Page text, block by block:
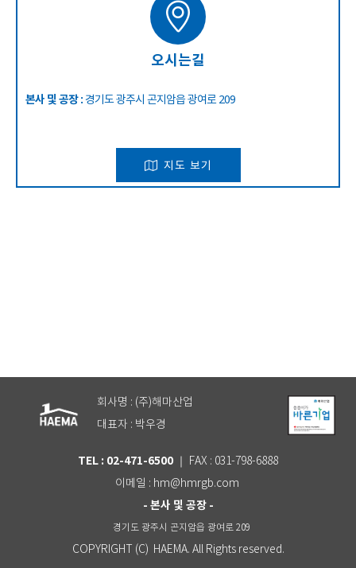
오시는길
본사 및 공장 : 경기도 광주시 곤지암읍 광여로 209
지도 보기
회사명 : (주)해마산업
대표자 : 박우경
TEL : 02-471-6500 ｜ FAX : 031-798-6888
이메일 : hm@hmrgb.com
- 본사 및 공장 -
경기도 광주시 곤지암읍 광여로 209
COPYRIGHT (C) HAEMA. All Rights reserved.